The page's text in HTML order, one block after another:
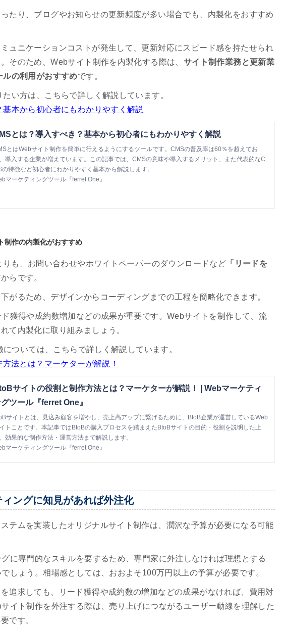
たり、ブログやお知らせの更新頻度が多い場合でも、内製化をおすすめ
ュニケーションコストが発生して、更新対応にスピード感を持たせられ
そのため、Webサイト制作を内製化する際は、 サイト制作業務と更新業
の利用がおすすめです。
い方は、こちらで詳しく解説しています。
本から初心者にもわかりやすく解説
とは？導入すべき？基本から初心者にもわかりやすく解説
とはWebサイト制作を簡単に行えるようにするツールです。CMSの普及率は60％を超えてお
導入する企業が増えています。この記事では、CMSの意味や導入するメリット、また代表的なC
の特徴など初心者にわかりやすく基本から解説します。
マーケティングツール『ferret One』
制作の内製化がおすすめ
も、お問い合わせやホワイトペーパーのダウンロードなど 「リードを
らです。
がるため、デザインからコーディングまでの工程を簡略化できます。
獲得や成約数増加などの成果が重要です。Webサイトを制作して、流
て内製化に取り組みましょう。
ついては、こちらで詳しく解説しています。
法とは？マーケターが解説！
サイトの役割と制作方法とは？マーケターが解説！ | Webマーケティ
グツール『ferret One』
サイトとは、見込み顧客を増やし、売上高アップに繋げるために、BtoB企業が運営しているWeb
トことです。本記事ではBtoBの購入プロセスを踏まえたBtoBサイトの目的・役割を説明した上
効果的な制作方法・運営方法まで解説します。
マーケティングツール『ferret One』
ングに知見があれば外注化
テムを実装したオリジナルサイト制作は、潤沢な予算が必要になる可能
に専門的なスキルを要するため、専門家に外注しなければ理想とする
しょう。相場感としては、おおよそ100万円以上の予算が必要です。
追求しても、リード獲得や成約数の増加などの成果がなければ、費用対
イト制作を外注する際は、売り上げにつながるユーザー動線を理解した
です。